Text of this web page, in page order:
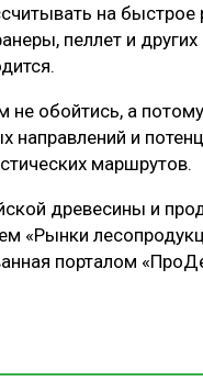
на быстрое
пеллет и других
обойтись, а
направлений и
маршрутов.
древесины и
«Рынки
порталом